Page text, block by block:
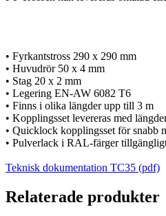
• Fyrkantstross 290 x 290 mm
• Huvudrör 50 x 4 mm
• Stag 20 x 2 mm
• Legering EN-AW 6082 T6
• Finns i olika längder upp till 3 m
• Kopplingsset levereras med
• Quicklock kopplingsset för snabb
• Pulverlack i RAL-färger
Teknisk dokumentation TC35 (pdf)
Relaterade produkter